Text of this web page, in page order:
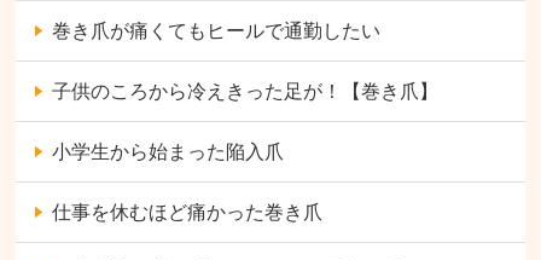
巻き爪が痛くてもヒールで通勤したい
子供のころから冷えきった足が！【巻き爪】
小学生から始まった陥入爪
仕事を休むほど痛かった巻き爪